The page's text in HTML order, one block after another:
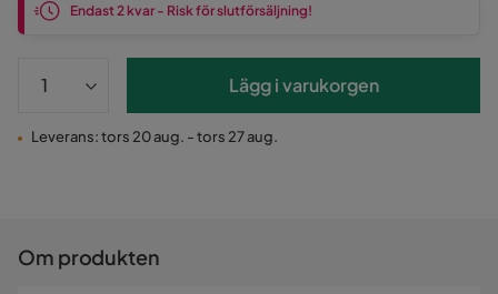
Endast 2 kvar - Risk för slutförsäljning!
Lägg i varukorgen
Leverans: tors 20 aug. - tors 27 aug.
Om produkten